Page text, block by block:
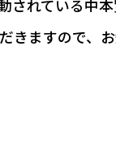
されている中
きますので、